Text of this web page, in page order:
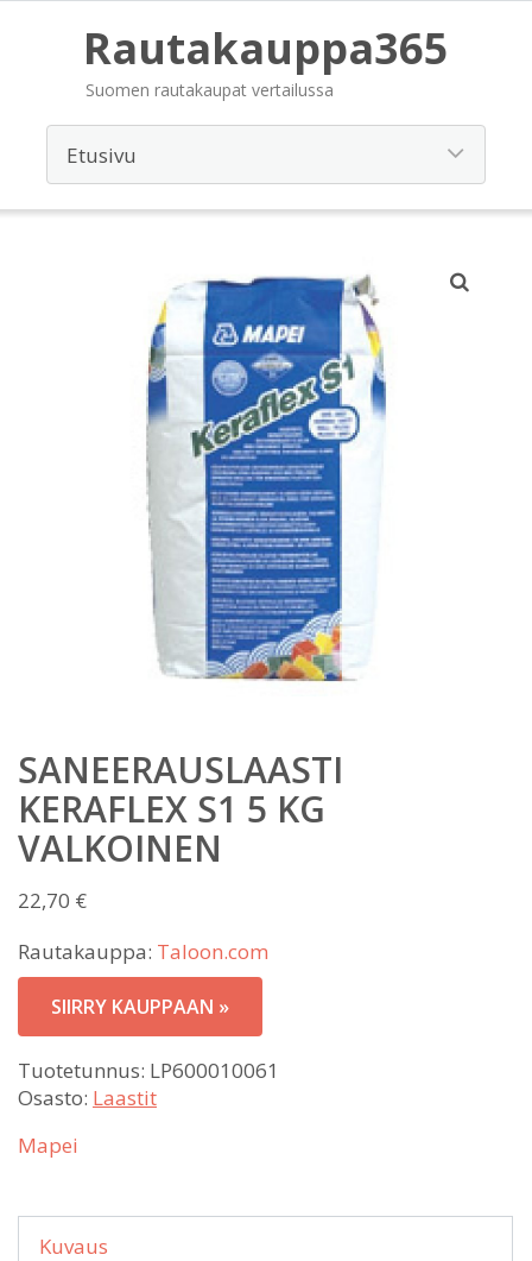
Rautakauppa365
Suomen rautakaupat vertailussa
SANEERAUSLAASTI
KERAFLEX S1 5 KG
VALKOINEN
22,70 €
Rautakauppa: Taloon.com
SIIRRY KAUPPAAN »
Tuotetunnus: LP600010061
Osasto: Laastit
Mapei
Kuvaus